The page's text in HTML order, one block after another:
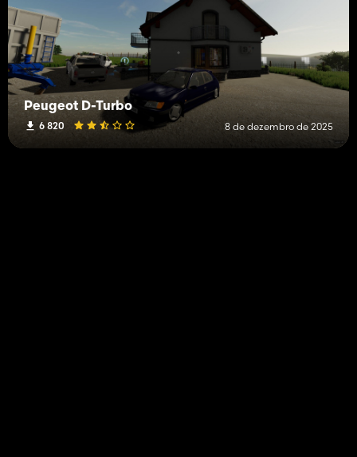
Peugeot D-Turbo
6 820 8 de dezembro de 2025